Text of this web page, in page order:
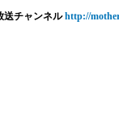
送チャンネルhttp://